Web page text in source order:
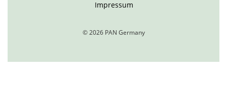
Impressum
© 2026 PAN Germany